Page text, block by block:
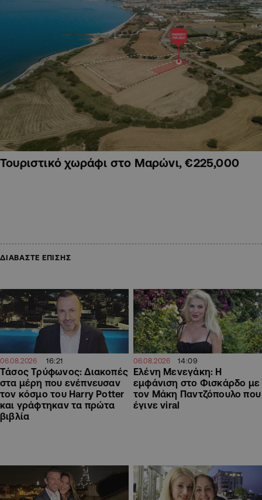
Τουριστικό χωράφι στο Μαρώνι, €225,000
ΔΙΑΒΑΣΤΕ ΕΠΙΣΗΣ
06.08.2026 16:21
Τάσος Τρύφωνος: Διακοπές
στα μέρη που ενέπνευσαν
τον κόσμο του Harry Potter
και γράφτηκαν τα πρώτα
βιβλία
06.08.2026 14:09
Ελένη Μενεγάκη: Η
εμφάνιση στο Φισκάρδο με
τον Μάκη Παντζόπουλο που
έγινε viral